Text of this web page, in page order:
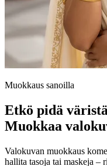
Muokkaus sanoilla
Etkö pidä
Muokkaa
Valokuvan muokkaus
hallita tasoja tai maskeja –